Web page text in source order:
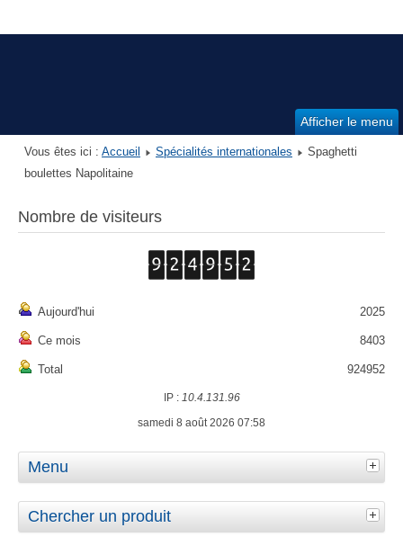
Afficher le menu
Vous êtes ici : Accueil Spécialités internationales
Spaghetti
boulettes Napolitaine
Nombre de visiteurs
Aujourd'hui 2025
Ce mois 8403
Total 924952
IP : 10.4.131.96
samedi 8 août 2026 07:58
Menu
Chercher un produit